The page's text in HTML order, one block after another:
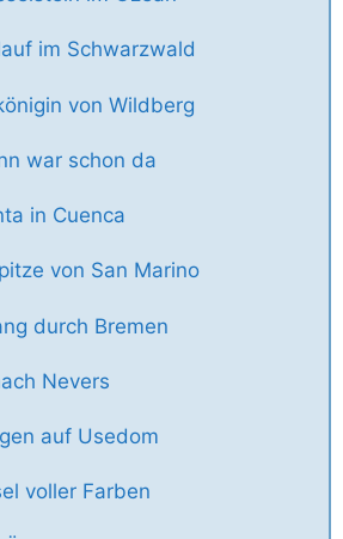
im Schwarzwald
von Wildberg
war schon da
in Cuenca
von San Marino
durch Bremen
Nevers
auf Usedom
voller Farben